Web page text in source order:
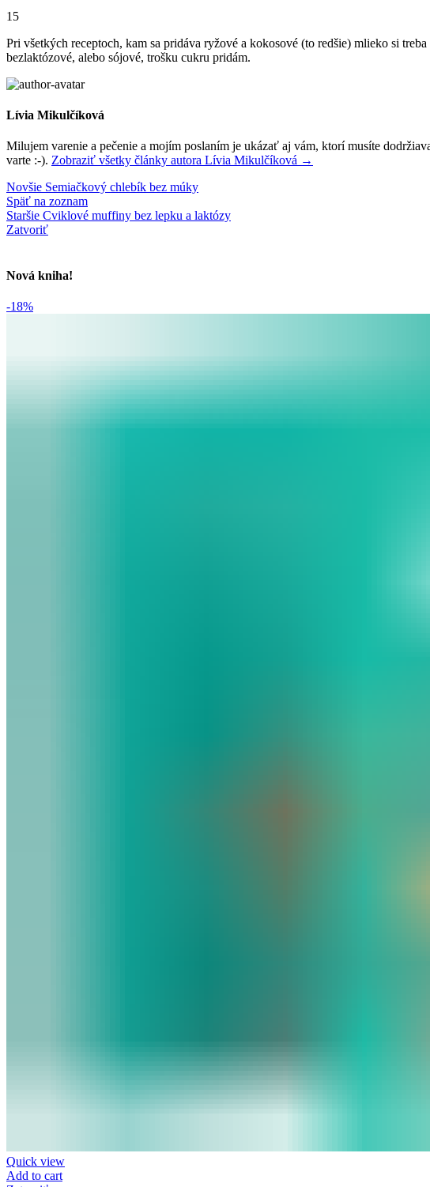
15
Pri všetkých receptoch, kam sa pridáva ryžové a kokosové (to redšie) mlieko si
bezlaktózové, alebo sójové, trošku cukru pridám.
Lívia Mikulčíková
Milujem varenie a pečenie a mojím poslaním je ukázať aj vám, ktorí musíte
varte :-). Zobraziť všetky články autora Lívia Mikulčíková →
Novšie Semiačkový chlebík bez múky
Späť na zoznam
Staršie Cviklové muffiny bez lepku a laktózy
Zatvoriť
Nová kniha!
-18%
Quick view
Add to cart